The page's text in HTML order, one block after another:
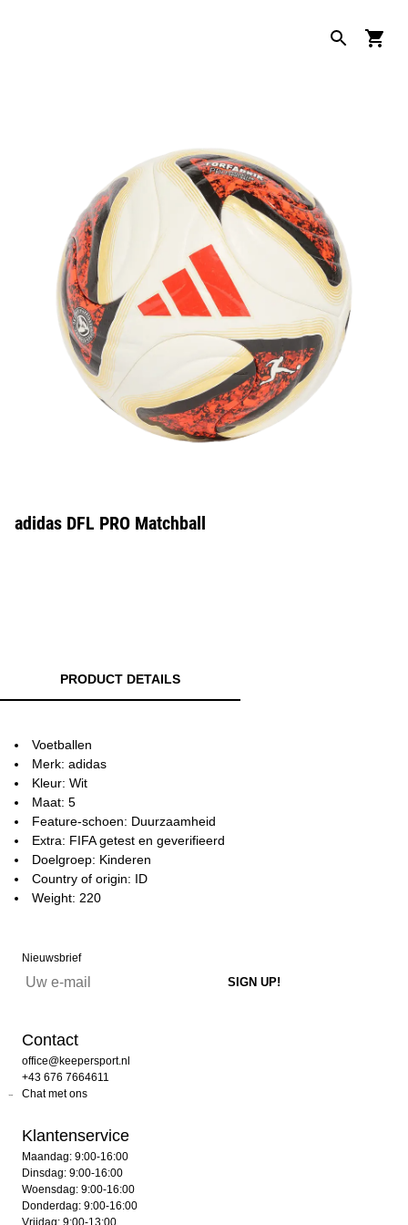
adidas DFL PRO Matchball
PRODUCT DETAILS
Voetballen
Merk: adidas
Kleur: Wit
Maat: 5
Feature-schoen: Duurzaamheid
Extra: FIFA getest en geverifieerd
Doelgroep: Kinderen
Country of origin: ID
Weight: 220
Nieuwsbrief
Contact
office@keepersport.nl
+43 676 7664611
Chat met ons
Klantenservice
Maandag: 9:00-16:00
Dinsdag: 9:00-16:00
Woensdag: 9:00-16:00
Donderdag: 9:00-16:00
Vrijdag: 9:00-13:00